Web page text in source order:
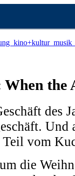
kino+kultur musik
When the
des
vom
die